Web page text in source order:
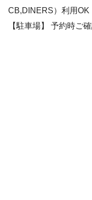
CB,DINERS）利用OK
【駐車場】 予約時ご